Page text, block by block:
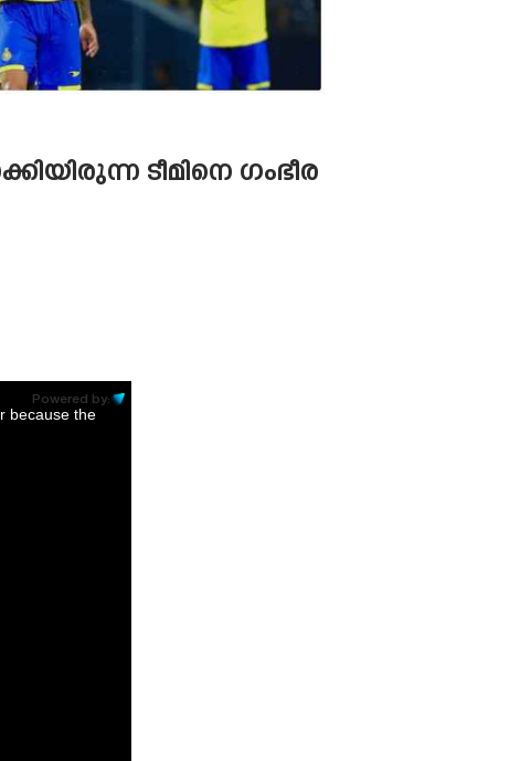
ടീമിനെ ഗംഭീര
Powered by:
because the